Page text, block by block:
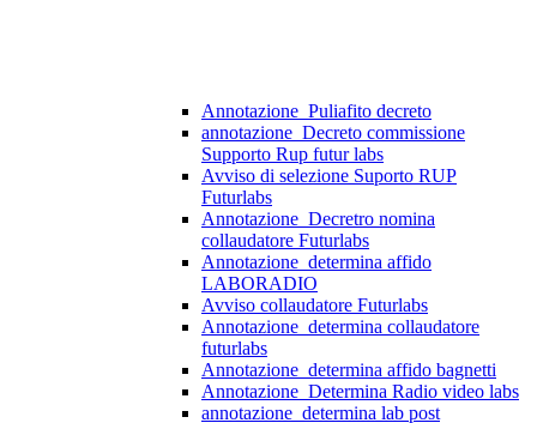
Annotazione_Puliafito decreto
annotazione_Decreto commissione
Supporto Rup futur labs
Avviso di selezione Suporto RUP
Futurlabs
Annotazione_Decretro nomina
collaudatore Futurlabs
Annotazione_determina affido
LABORADIO
Avviso collaudatore Futurlabs
Annotazione_determina collaudatore
futurlabs
Annotazione_determina affido bagnetti
Annotazione_Determina Radio video labs
annotazione_determina lab post